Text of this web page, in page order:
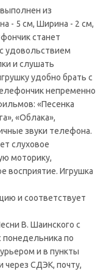
из
- 5 см, Ширина - 2 см,
станет
удовольствием
и слушать
удобно брать с
непременно
«Песенка
«Облака»,
звуки телефона.
слуховое
моторику,
восприятие. Игрушка
и соответствует
В. Шаинского с
по
и в пункты
через СДЭК, почту,